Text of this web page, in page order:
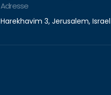
Adresse
Harekhavim 3, Jerusalem, Israel